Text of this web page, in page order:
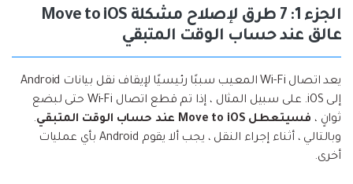
الجزء 1: 7 طرق لإصلاح مشكلة Move to iOS
عالق عند حساب الوقت المتبقي
يعد اتصال Wi-Fi المعيب سببًا رئيسيًا لإيقاف نقل بيانات Android
إلى iOS. على سبيل المثال ، إذا تم قطع اتصال Wi-Fi حتى لبضع
ثوانٍ ، فسيتعطل Move to iOS عند حساب الوقت المتبقي
.
وبالتالي ، أثناء إجراء النقل ، يجب ألا يقوم Android بأي عمليات
أخرى.